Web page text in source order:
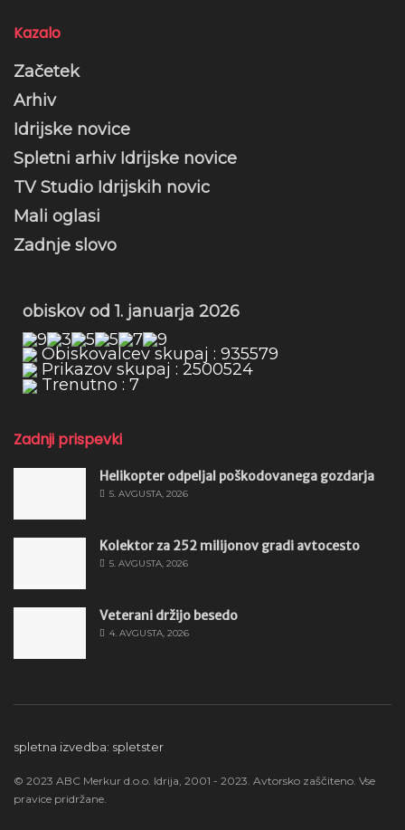
Kazalo
Začetek
Arhiv
Idrijske novice
Spletni arhiv Idrijske novice
TV Studio Idrijskih novic
Mali oglasi
Zadnje slovo
obiskov od 1. januarja 2026
Obiskovalcev skupaj : 935579
Prikazov skupaj : 2500524
Trenutno : 7
Zadnji prispevki
Helikopter odpeljal poškodovanega gozdarja
5. AVGUSTA, 2026
Kolektor za 252 milijonov gradi avtocesto
5. AVGUSTA, 2026
Veterani držijo besedo
4. AVGUSTA, 2026
spletna izvedba: spletster
© 2023 ABC Merkur d.o.o. Idrija, 2001 - 2023. Avtorsko zaščiteno. Vse
pravice pridržane.